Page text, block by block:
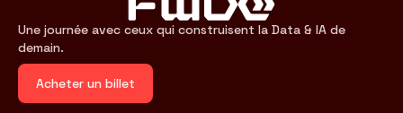
Une journée avec ceux qui construisent la Data & IA de
demain.
Acheter un billet